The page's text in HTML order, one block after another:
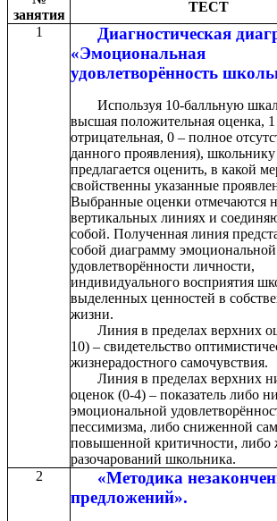
занятия
ТЕСТ
1
Диагностическая
«Эмоциональная
удовлетворённость
Используя 10-балльную
высшая положительная оценка,
отрицательная, 0 – полное
данного проявления), школьнику
предлагается оценить, в какой
свойственны указанные
Выбранные оценки отмечаются
вертикальных линиях и
собой. Полученная линия
собой диаграмму эмоциональной
удовлетворённости личности,
индивидуального восприятия
выделенных ценностей в
жизни.
Линия в пределах верхних
10) – свидетельство
жизнерадостного самочувствия.
Линия в пределах верхних
оценок (0-4) – показатель либо
эмоциональной
пессимизма, либо сниженной
повышенной критичности, либо
разочарований школьника.
2
«Методика
предложений».